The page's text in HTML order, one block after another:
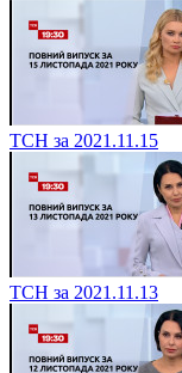
ТСН за 2021.11.15
ТСН за 2021.11.13